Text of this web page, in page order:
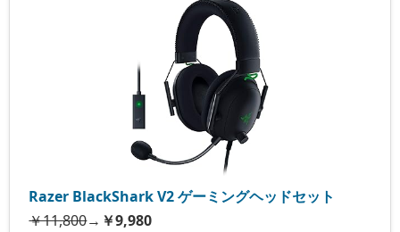
Razer BlackShark V2 ゲーミングヘッドセット
￥11,800→ ￥9,980